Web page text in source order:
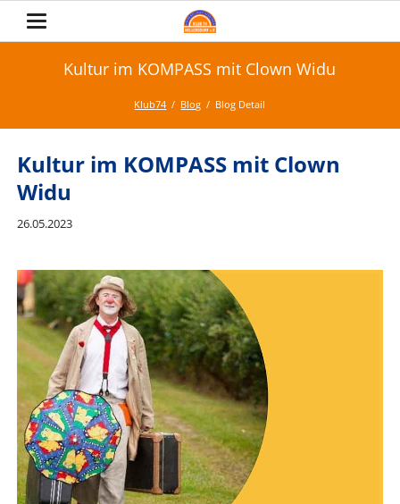
Kultur im KOMPASS mit Clown Widu
Klub74 Blog Blog Detail
Kultur im KOMPASS mit Clown
Widu
26.05.2023